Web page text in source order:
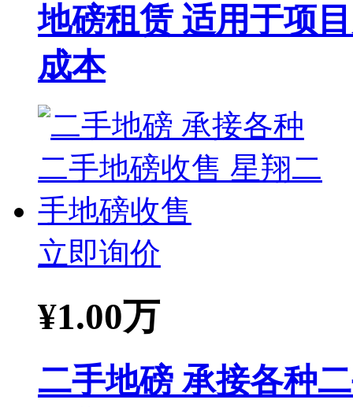
地磅租赁 适用于项
成本
立即询价
¥1.00万
二手地磅 承接各种